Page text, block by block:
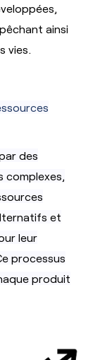
ainsi
vies.
des
et
leur
processus
produit